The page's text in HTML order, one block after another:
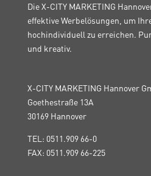
Die X-CITY MARKETING
effektive Werbelösungen, um
hochindividuell zu erreichen.
und kreativ.
X-CITY MARKETING Hannover
Goethestraße 13A
30169 Hannover
TEL: 0511.909 66-0
FAX: 0511.909 66-225